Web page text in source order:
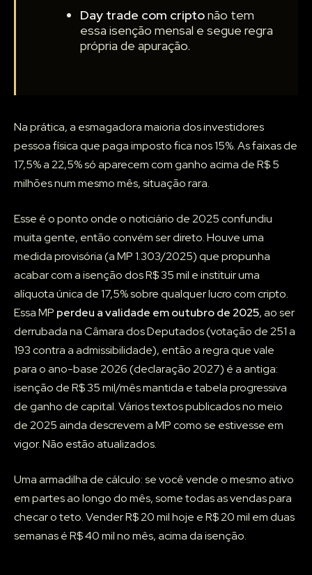
Day trade com criptonão tem
essa isenção mensal e segue regra
própria de apuração.
Na prática, a esmagadora maioria dos investidores
pessoa física que paga imposto fica nos 15%. As faixas de
17,5% a 22,5% só aparecem com ganho acima de R$ 5
milhões num mesmo mês, situação rara.
Esse é o ponto onde o noticiário de 2025 confundiu
muita gente, então convém ser direto. Houve uma
medida provisória (a MP 1.303/2025) que propunha
acabar com a isenção dos R$ 35 mil e instituir uma
alíquota única de 17,5% sobre qualquer lucro com cripto.
Essa MP perdeu a validade em outubro de 2025, ao ser
derrubada na Câmara dos Deputados (votação de 251 a
193 contra a admissibilidade), então a regra que vale
para o ano-base 2026 (declaração 2027) é a antiga:
isenção de R$ 35 mil/mês mantida e tabela progressiva
de ganho de capital. Vários textos publicados no meio
de 2025 ainda descrevem a MP como se estivesse em
vigor. Não estão atualizados.
Uma armadilha de cálculo: se você vende o mesmo ativo
em partes ao longo do mês, some todas as vendas para
checar o teto. Vender R$ 20 mil hoje e R$ 20 mil em duas
semanas é R$ 40 mil no mês, acima da isenção.